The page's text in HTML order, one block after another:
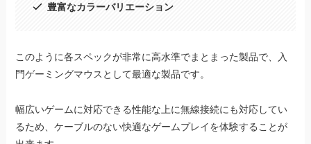
豊富なカラーバリエーション
このように各スペックが非常に高水準でまとまった製品で、入
門ゲーミングマウスとして最適な製品です。
幅広いゲームに対応できる性能な上に無線接続にも対応してい
るため、ケーブルのない快適なゲームプレイを体験することが